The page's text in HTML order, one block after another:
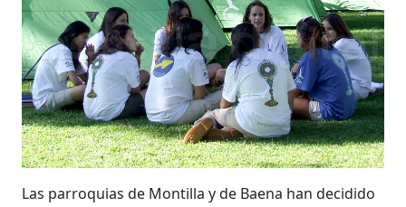
Las parroquias de Montilla y de Baena han decidido